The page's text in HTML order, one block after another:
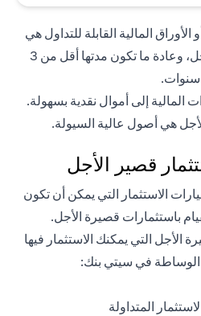
المالية القابلة للتداول هي
خطط استثمار قصيرة الأجل، وعادة ما تكون مدتها أقل من 3
سنوات.
المالية إلى أموال نقدية بسهولة.
هي أصول عالية السيولة.
قصير الأجل
الاستثمار التي يمكن أن تكون
باستثمارات قصيرة الأجل.
الأجل التي يمكنك الاستثمار فيها
في سيتي بنك:
المتداولة